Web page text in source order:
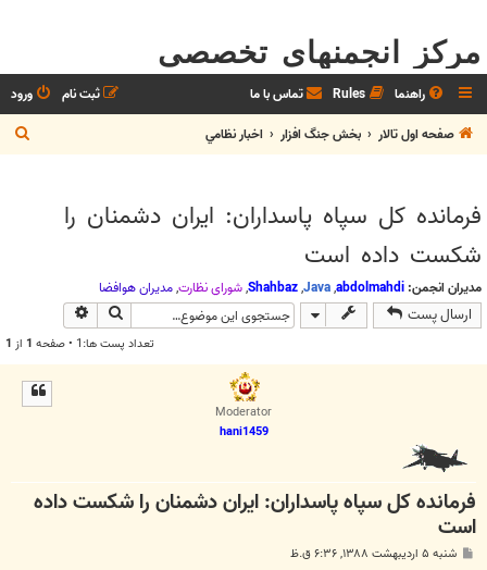
مرکز انجمنهای تخصصی
راهنما Rules تماس با ما ورود
ثبت نام
صفحه اول تالار
بخش جنگ افزار اخبار نظامي
س
فرمانده کل سپاه پاسداران: ایران دشمنان را
شکست داده است
مدیران انجمن: abdolmahdi
,
Java
,
Shahbaz
,شوراي نظارت,مديران هوافضا
ارسال پست جستجو
تعداد پست ها:1 • صفحه 1 از 1
Moderator
hani1459
فرمانده کل سپاه پاسداران: ایران دشمنان را شکست داده
است
شنبه ۵ اردیبهشت ۱۳۸۸, ۶:۳۶ ق.ظ